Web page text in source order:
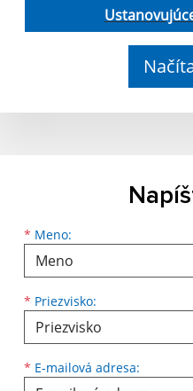
* Meno:
Meno
* Priezvisko:
Priezvisko
* E-mailová adresa:
E-mailová adresa